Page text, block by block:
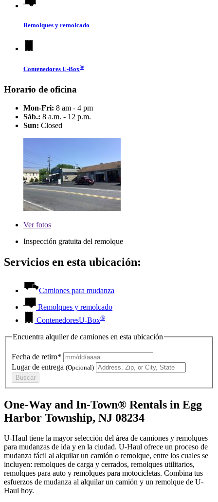
Remolques y remolcado
Contenedores U-Box®
Horario de oficina
Mon-Fri: 8 am - 4 pm
Sáb.: 8 a.m. - 12 p.m.
Sun: Closed
Verfotos
Inspección gratuita del remolque
Servicios en esta ubicación:
Camiones para mudanza
Remolques y remolcado
ContenedoresU-Box®
Encuentra alquiler de camiones en esta ubicación
Fecha de retiro*
Lugar de entrega (Opcional)
Buscar
One-Way and In-Town® Rentals in Egg
Harbor Township, NJ 08234
U-Haul tiene la mayor selección del área de camiones y remolques
para mudanzas de ida y en la ciudad. U-Haul ofrece un proceso de
mudanza fácil al alquilar un camión o remolque, entre los cuales se
incluyen: remolques de carga y cerrados, remolques utilitarios,
remolques para auto y remolques para motocicletas. Combina tus
esfuerzos de mudanza al alquilar un camión y un remolque de U-
Haul hoy.